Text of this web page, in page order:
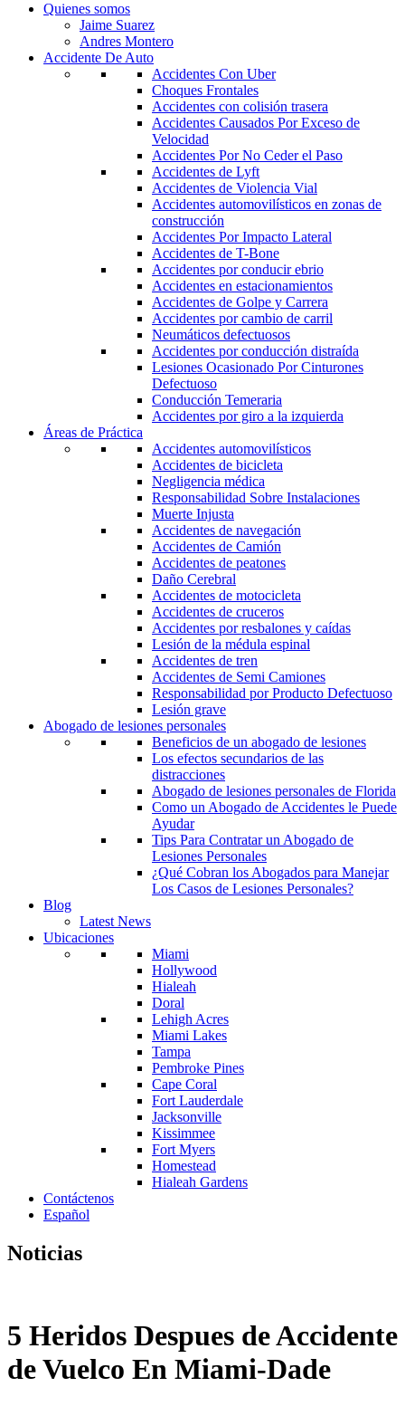
Quienes somos
Jaime Suarez
Andres Montero
Accidente De Auto
Accidentes Con Uber
Choques Frontales
Accidentes con colisión trasera
Accidentes Causados Por Exceso de
Velocidad
Accidentes Por No Ceder el Paso
Accidentes de Lyft
Accidentes de Violencia Vial
Accidentes automovilísticos en zonas de
construcción
Accidentes Por Impacto Lateral
Accidentes de T-Bone
Accidentes por conducir ebrio
Accidentes en estacionamientos
Accidentes de Golpe y Carrera
Accidentes por cambio de carril
Neumáticos defectuosos
Accidentes por conducción distraída
Lesiones Ocasionado Por Cinturones
Defectuoso
Conducción Temeraria
Accidentes por giro a la izquierda
Áreas de Práctica
Accidentes automovilísticos
Accidentes de bicicleta
Negligencia médica
Responsabilidad Sobre Instalaciones
Muerte Injusta
Accidentes de navegación
Accidentes de Camión
Accidentes de peatones
Daño Cerebral
Accidentes de motocicleta
Accidentes de cruceros
Accidentes por resbalones y caídas
Lesión de la médula espinal
Accidentes de tren
Accidentes de Semi Camiones
Responsabilidad por Producto Defectuoso
Lesión grave
Abogado de lesiones personales
Beneficios de un abogado de lesiones
Los efectos secundarios de las
distracciones
Abogado de lesiones personales de Florida
Como un Abogado de Accidentes le Puede
Ayudar
Tips Para Contratar un Abogado de
Lesiones Personales
¿Qué Cobran los Abogados para Manejar
Los Casos de Lesiones Personales?
Blog
Latest News
Ubicaciones
Miami
Hollywood
Hialeah
Doral
Lehigh Acres
Miami Lakes
Tampa
Pembroke Pines
Cape Coral
Fort Lauderdale
Jacksonville
Kissimmee
Fort Myers
Homestead
Hialeah Gardens
Contáctenos
Español
Noticias
5 Heridos Despues de Accidente
de Vuelco En Miami-Dade